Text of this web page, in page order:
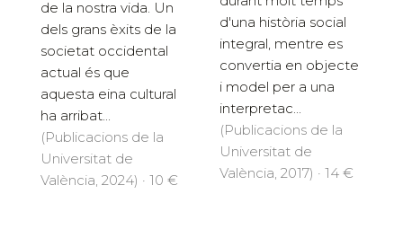
de la nostra vida. Un
dels grans èxits de la
societat occidental
actual és que
aquesta eina cultural
ha arribat...
(Publicacions de la
Universitat de
València, 2024) · 10 €
d'una història social
integral, mentre es
convertia en objecte
i model per a una
interpretac...
(Publicacions de la
Universitat de
València, 2017) · 14 €